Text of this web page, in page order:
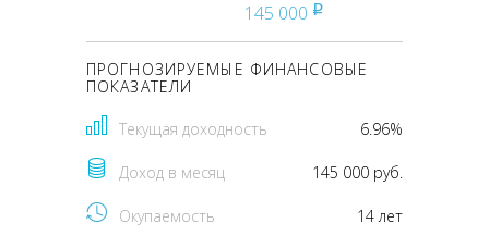
145 000 pуб
ПРОГНОЗИРУЕМЫЕ ФИНАНСОВЫЕ
ПОКАЗАТЕЛИ
Текущая доходность 6.96%
Доход в месяц 145 000 руб.
Окупаемость 14 лет